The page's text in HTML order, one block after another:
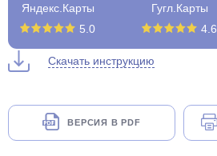
Яндекс.Карты
5.0
Гугл.Карты
4.6
Скачать инструкцию
ВЕРСИЯ В PDF